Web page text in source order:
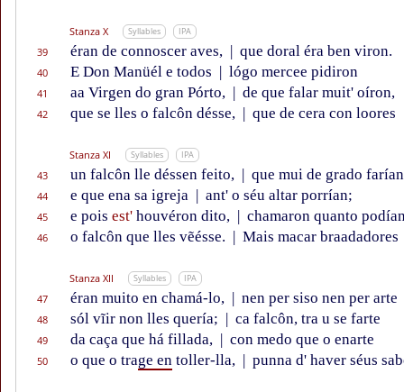
Stanza X Syllables IPA
39 éran de connoscer aves, | que doral éra ben viron.
40 E Don Manüél e todos | lógo mercee pidiron
41 aa Virgen do gran Pórto, | de que falar muit' oíron,
42 que se lles o falcôn désse, | que de cera con loores
Stanza XI Syllables IPA
43 un falcôn lle déssen feito, | que mui de grado
44 e que ena sa igreja | ant' o séu altar porrían;
45 e pois est' houvéron dito, | chamaron quanto
46 o falcôn que lles vẽésse. | Mais macar braadadores
Stanza XII Syllables IPA
47 éran muito en chamá-lo, | nen per siso nen per arte
48 sól vĩir non lles quería; | ca falcôn, tra u se farte
49 da caça que há fillada, | con medo que o enarte
50 o que o trage en toller-lla, | punna d' haver séus